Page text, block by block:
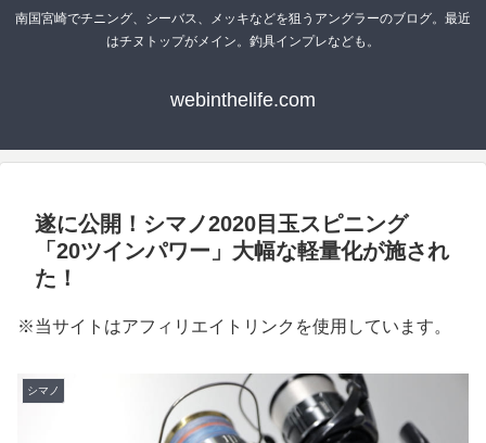
南国宮崎でチニング、シーバス、メッキなどを狙うアングラーのブログ。最近
はチヌトップがメイン。釣具インプレなども。
webinthelife.com
遂に公開！シマノ2020目玉スピニング
「20ツインパワー」大幅な軽量化が施され
た！
※当サイトはアフィリエイトリンクを使用しています。
シマノ